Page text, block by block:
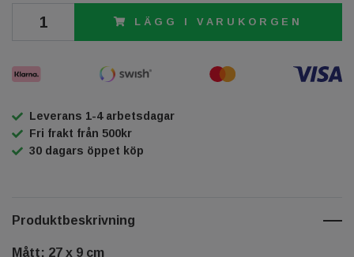
LÄGG I VARUKORGEN
Leverans 1-4 arbetsdagar
Fri frakt från 500kr
30 dagars öppet köp
Produktbeskrivning
Mått: 27 x 9 cm